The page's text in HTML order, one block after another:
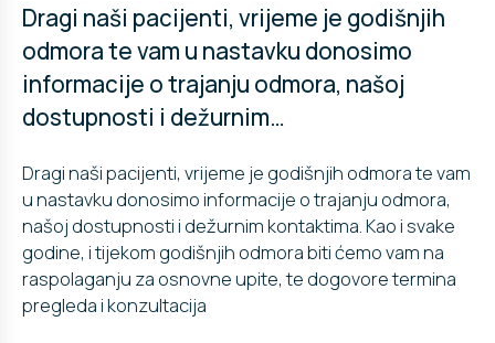
Dragi naši pacijenti, vrijeme je godišnjih
odmora te vam u nastavku donosimo
informacije o trajanju odmora, našoj
dostupnosti i dežurnim…
Dragi naši pacijenti, vrijeme je godišnjih odmora te vam
u nastavku donosimo informacije o trajanju odmora,
našoj dostupnosti i dežurnim kontaktima. Kao i svake
godine, i tijekom godišnjih odmora biti ćemo vam na
raspolaganju za osnovne upite, te dogovore termina
pregleda i konzultacija